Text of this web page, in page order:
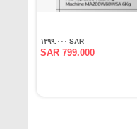
SAR ١٢٩٩.٠٠٠
SAR 799.000